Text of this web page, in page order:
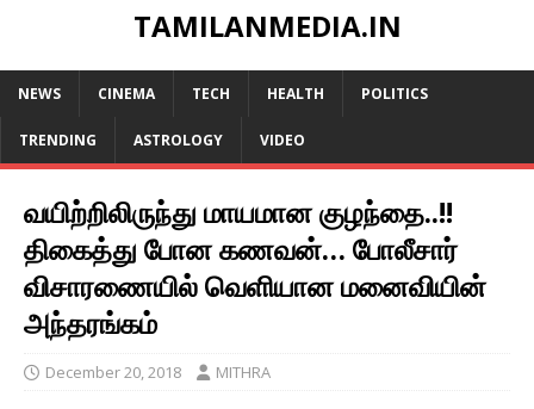
TAMILANMEDIA.IN
NEWS CINEMA TECH HEALTH POLITICS
TRENDING ASTROLOGY VIDEO
வயிற்றிலிருந்து மாயமான குழந்தை..!!
திகைத்து போன கணவன்… போலீசார்
விசாரணையில் வெளியான மனைவியின்
அந்தரங்கம்
December 20, 2018 MITHRA